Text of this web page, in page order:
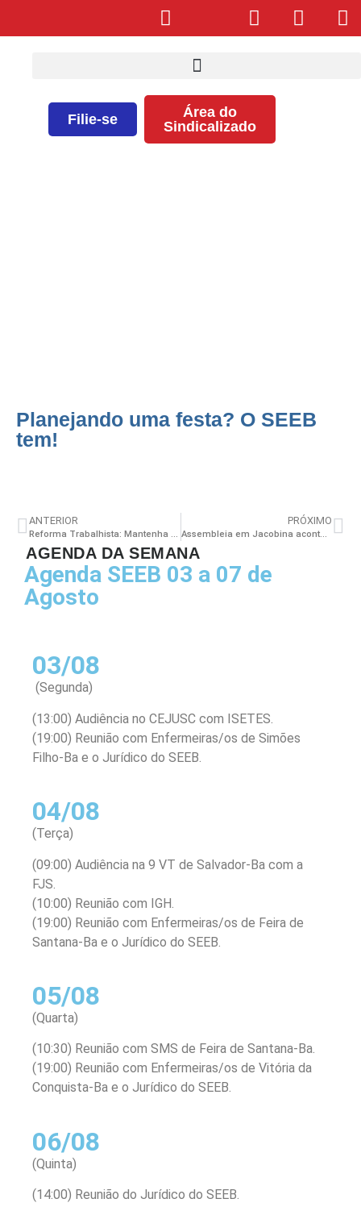
Filie-se
Área do
Sindicalizado
Planejando uma festa? O SEEB
tem!
ANTERIOR
Reforma Trabalhista: Mantenha a luta pelos seus direitos!
PRÓXIMO
Assembleia em Jacobina acontecerá dia 04/09
AGENDA DA SEMANA
Agenda SEEB 03 a 07 de
Agosto
03/08
(Segunda)
(13:00) Audiência no CEJUSC com ISETES.
(19:00) Reunião com Enfermeiras/os de Simões
Filho-Ba e o Jurídico do SEEB.
04/08
(Terça)
(09:00) Audiência na 9 VT de Salvador-Ba com a
FJS.
(10:00) Reunião com IGH.
(19:00) Reunião com Enfermeiras/os de Feira de
Santana-Ba e o Jurídico do SEEB.
05/08
(Quarta)
(10:30) Reunião com SMS de Feira de Santana-Ba.
(19:00) Reunião com Enfermeiras/os de Vitória da
Conquista-Ba e o Jurídico do SEEB.
06/08
(Quinta)
(14:00) Reunião do Jurídico do SEEB.